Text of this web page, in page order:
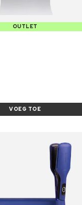
OUTLET
VOEG TOE